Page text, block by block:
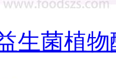
生菌植